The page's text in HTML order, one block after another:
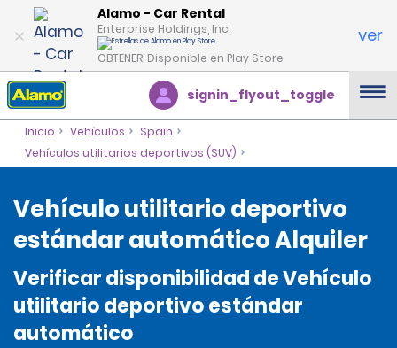
Alamo - Car Rental
Enterprise Holdings, Inc.
OBTENER: Disponible en Play Store
ver
signin_flyout_toggle
Inicio Vehículos
Spain
Vehículos utilitarios deportivos (SUV)
Vehículo utilitario deportivo
estándar automático Alquiler
Verificar disponibilidad de Vehículo
utilitario deportivo estándar
automático